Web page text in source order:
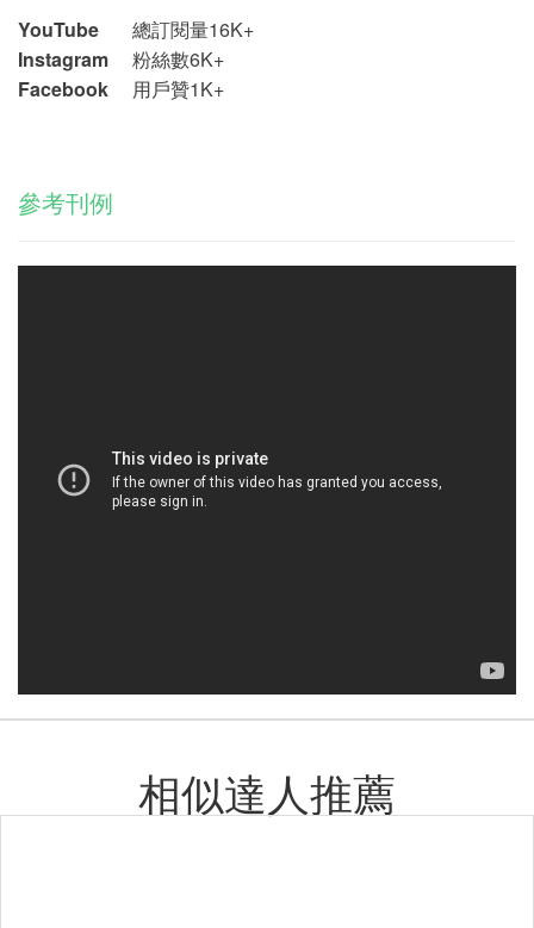
YouTube 總訂閱量16K+
Instagram
粉絲數6K+
Facebook 用戶贊1K+
參考刊例
相似達人推薦